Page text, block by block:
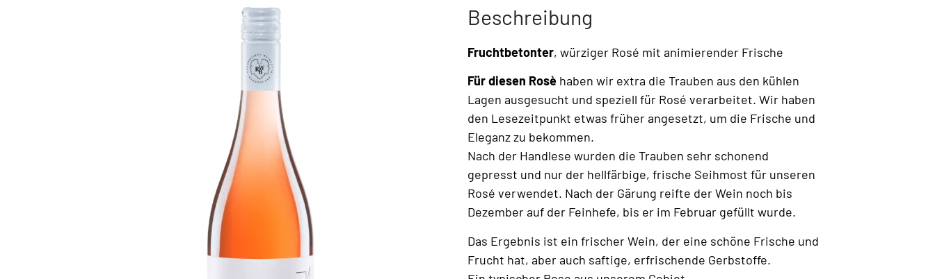
Beschreibung
Fruchtbetonter, würziger Rosé mit animierender Frische
Für diesen Rosè haben wir extra die Trauben aus den kühlen
Lagen ausgesucht und speziell für Rosé verarbeitet. Wir haben
den Lesezeitpunkt etwas früher angesetzt, um die Frische und
Eleganz zu bekommen.
Nach der Handlese wurden die Trauben sehr schonend
gepresst und nur der hellfärbige, frische Seihmost für unseren
Rosé verwendet. Nach der Gärung reifte der Wein noch bis
Dezember auf der Feinhefe, bis er im Februar gefüllt wurde.
Das Ergebnis ist ein frischer Wein, der eine schöne Frische und
Frucht hat, aber auch saftige, erfrischende Gerbstoffe.